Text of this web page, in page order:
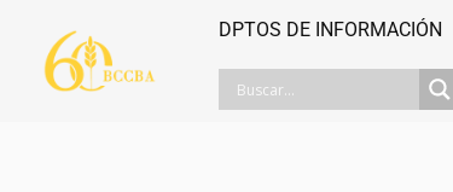
contenido
DPTOS DE INFORMACIÓN